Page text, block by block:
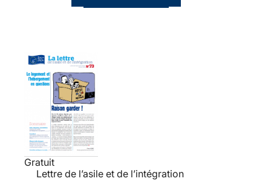
Gratuit
Lettre de l’asile et de l’intégration